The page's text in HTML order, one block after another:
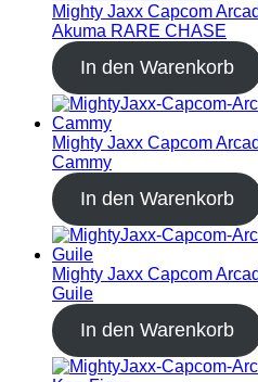
Mighty Jaxx Capcom
Akuma RARE CHASE
In den Warenkorb
Mighty Jaxx Capcom
Cammy
In den Warenkorb
Mighty Jaxx Capcom
Guile
In den Warenkorb